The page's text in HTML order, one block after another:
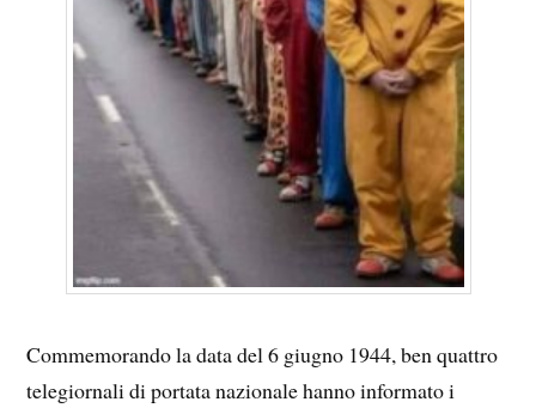
Commemorando la data del 6 giugno 1944, ben quattro
telegiornali di portata nazionale hanno informato i